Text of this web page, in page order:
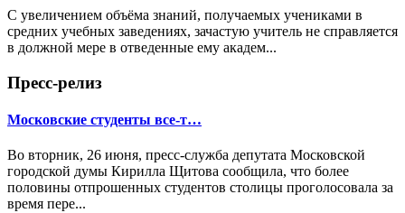
С увеличением объёма знаний, получаемых учениками в
средних учебных заведениях, зачастую учитель не справляется
в должной мере в отведенные ему академ...
Пресс-релиз
Московские студенты все-т…
Во вторник, 26 июня, пресс-служба депутата Московской
городской думы Кирилла Щитова сообщила, что более
половины отпрошенных студентов столицы проголосовала за
время пере...